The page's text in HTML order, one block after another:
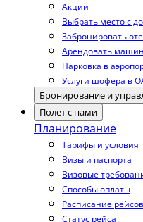
Акции
Выбрать место с
Забронировать
Арендовать
Парковка в
Услуги шофера в
Бронирование и
Полет с нами
Планирование
Тарифы и условия
Визы и паспорта
Визовые
Способы оплаты
Расписание рейсов
Статус рейса